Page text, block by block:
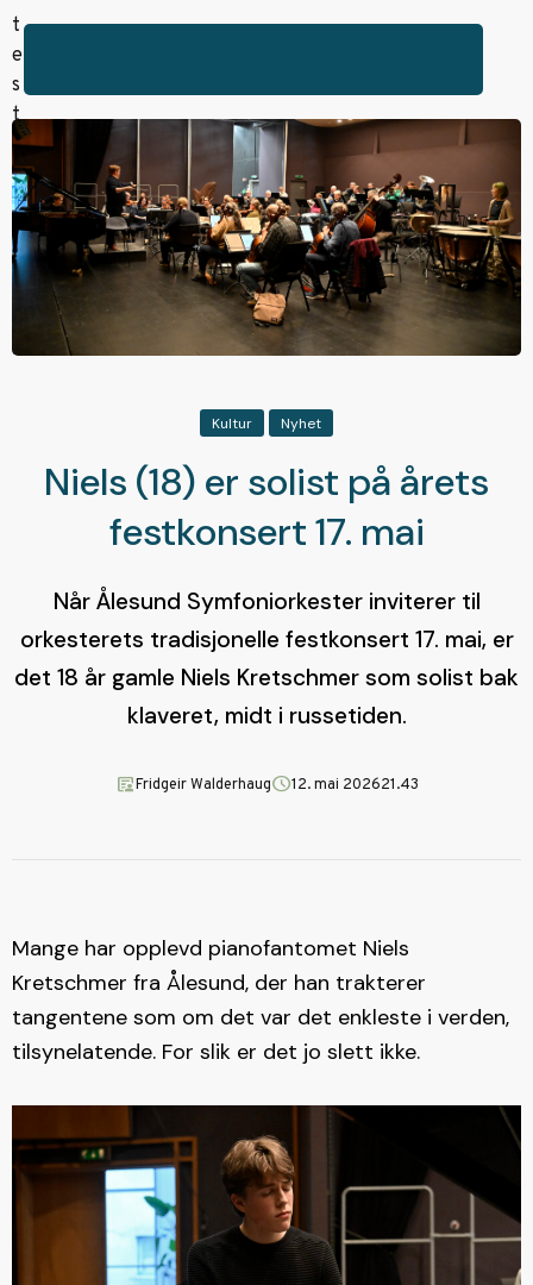
Kultur Nyhet
Niels (18) er solist på årets
festkonsert 17. mai
Når Ålesund Symfoniorkester inviterer til
orkesterets tradisjonelle festkonsert 17. mai, er
det 18 år gamle Niels Kretschmer som solist bak
klaveret, midt i russetiden.
article_personFridgeir Walderhaugschedule12. mai 202621.43
Mange har opplevd pianofantomet Niels
Kretschmer fra Ålesund, der han trakterer
tangentene som om det var det enkleste i verden,
tilsynelatende. For slik er det jo slett ikke.